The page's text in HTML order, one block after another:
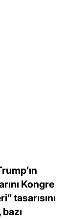
Kongre
tasarısını